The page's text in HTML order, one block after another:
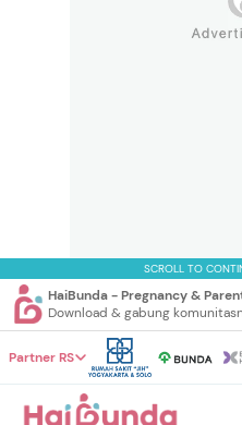
SCROLL TO
HaiBunda - Pregnancy &
Download & gabung
Partner RS